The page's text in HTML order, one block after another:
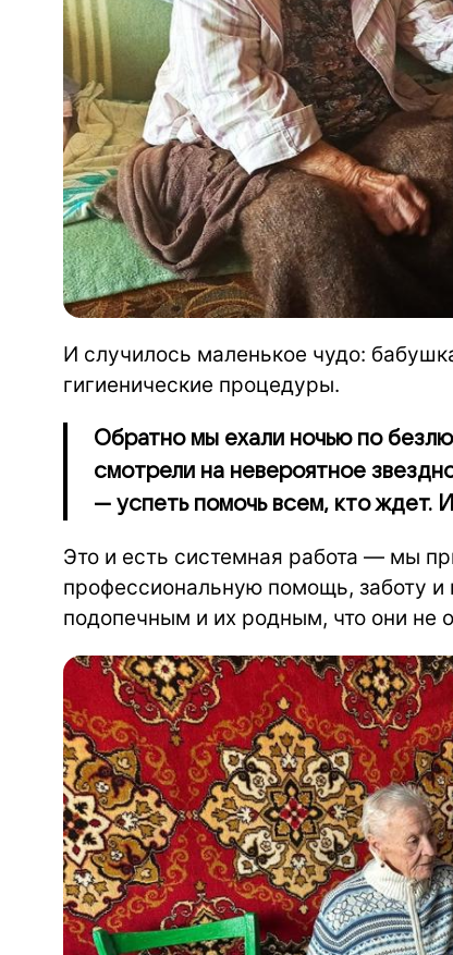
И случилось маленькое чудо:
гигиенические процедуры.
Обратно мы ехали ночью по
смотрели на невероятное
— успеть помочь всем, кто ждет.
Это и есть системная работа — мы
профессиональную помощь, заботу
подопечным и их родным, что они не